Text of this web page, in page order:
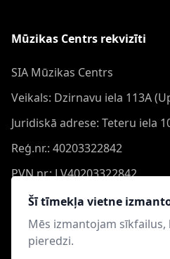
Šī tīmekļa vietne
Mēs izmantojam
pieredzi.
Mūzikas Centrs rekvizīti
SIA Mūzikas Centrs
Veikals: Dzirnavu iela 113A
Juridiskā adrese: Teteru iela
Reģ.nr.: 40203322842
PVN nr.: LV40203322842
Banka: Swedbank AS
Konts:
Swift: HABALV22